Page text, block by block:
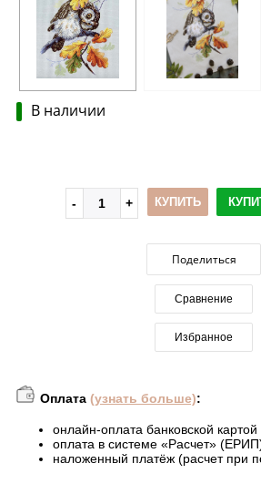
В наличии
КУПИТЬ
Поделиться
Сравнение
Избранное
Оплата (узнать больше):
онлайн-оплата банковской картой
оплата в системе «Расчет»
наложенный платёж (расчет при